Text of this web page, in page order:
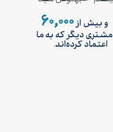
و بیش از۶۰,۰۰۰
مشتری دیگر که به ما
اعتماد کرده‌اند.